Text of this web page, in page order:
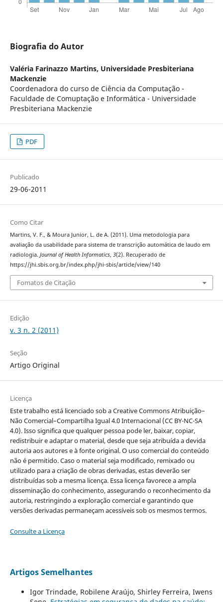
Biografia do Autor
Valéria Farinazzo Martins, Universidade Presbiteriana
Mackenzie
Coordenadora do curso de Ciência da Computação -
Faculdade de Comuptação e Informática - Universidade
Presbiteriana Mackenzie
PDF
Publicado
29-06-2011
Como Citar
Martins, V. F., & Moura Junior, L. de A. (2011). Uma metodologia para
avaliação da usabilidade para sistema de transcrição automática de laudo em
radiologia. Journal of Health Informatics, 3(2). Recuperado de
https://jhi.sbis.org.br/index.php/jhi-sbis/article/view/140
Fomatos de Citação
Edição
v. 3 n. 2 (2011)
Seção
Artigo Original
Licença
Este trabalho está licenciado sob a Creative Commons Atribuição–
Não Comercial–Compartilha Igual 4.0 Internacional (CC BY-NC-SA
4.0). Isso significa que qualquer pessoa pode ler, baixar, copiar,
redistribuir e adaptar o material, desde que seja atribuída a devida
autoria aos autores e à fonte original. O uso comercial do conteúdo
não é permitido. Caso o material seja modificado, remixado ou
utilizado para a criação de obras derivadas, estas deverão ser
distribuídas sob a mesma licença. Essa licença favorece a ampla
disseminação do conhecimento, assegurando o reconhecimento da
autoria, restringindo a exploração comercial e garantindo que
versões derivadas permaneçam acessíveis sob os mesmos termos.
Consulte a Licença
Artigos Semelhantes
Igor Trindade, Robilene Araújo, Shirley Ferreira, Iwens